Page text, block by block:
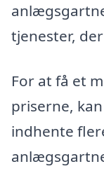
tjenester,
For at få et
priserne,
indhente